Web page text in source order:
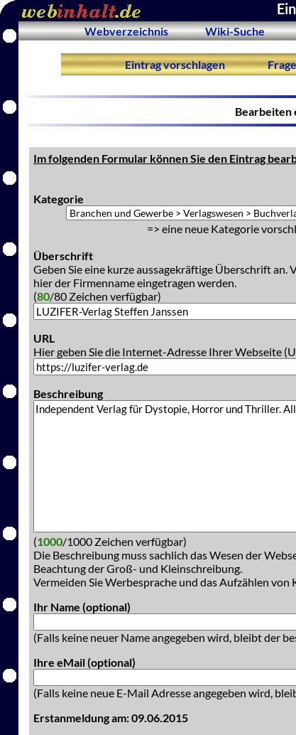
Webverzeichnis Wiki-Suche
Eintrag vorschlagen
Bearbeiten
Im folgenden Formular können Sie den Eintrag
Kategorie
=> eine neue Kategorie
Überschrift
Geben Sie eine kurze aussagekräftige Überschrift
hier der Firmenname eingetragen werden.
(80/80 Zeichen verfügbar)
URL
Hier geben Sie die Internet-Adresse Ihrer Webseite
Beschreibung
(1000/1000 Zeichen verfügbar)
Die Beschreibung muss sachlich das Wesen der
Beachtung der Groß- und Kleinschreibung.
Vermeiden Sie Werbesprache und das Aufzählen von
Ihr Name (optional)
(Falls keine neuer Name angegeben wird, bleibt der
Ihre eMail (optional)
(Falls keine neue E-Mail Adresse angegeben wird,
Erstanmeldung am: 09.06.2015